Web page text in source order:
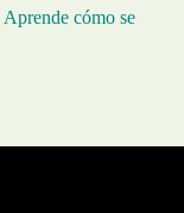
Aprende cómo se